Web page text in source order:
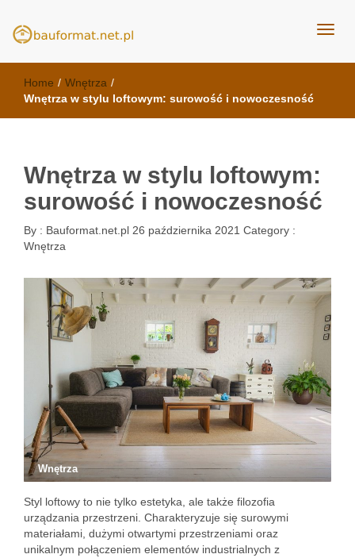
meble kuchenne Bauformat
Home / Wnętrza /
Wnętrza w stylu loftowym: surowość i nowoczesność
Wnętrza w stylu loftowym:
surowość i nowoczesność
By : Bauformat.net.pl 26 października 2021 Category :
Wnętrza
Wnętrza
Styl loftowy to nie tylko estetyka, ale także filozofia
urządzania przestrzeni. Charakteryzuje się surowymi
materiałami, dużymi otwartymi przestrzeniami oraz
unikalnym połączeniem elementów industrialnych z